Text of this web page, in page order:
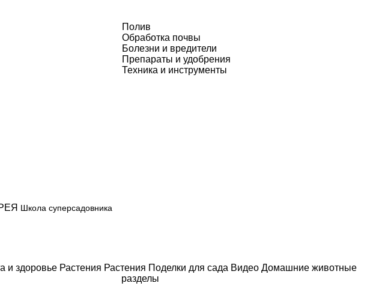
Полив
Обработка почвы
Болезни и вредители
Препараты и удобрения
Техника и инструменты
Школа суперсадовника
и здоровье Растения Растения Поделки для сада Видео Домашние животные
разделы